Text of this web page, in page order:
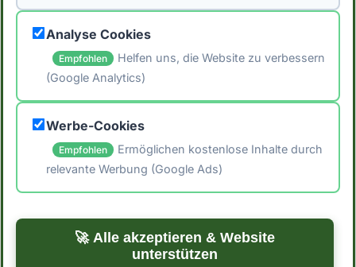
Beliebte Tags
#gesunde-ernährung
Analyse Cookies
Empfohlen
Helfen uns, die Website zu verbessern
(Google Analytics)
Werbe-Cookies
Empfohlen
Ermöglichen kostenlose Inhalte durch
relevante Werbung (Google Ads)
🚀 Alle akzeptieren & Website
unterstützen